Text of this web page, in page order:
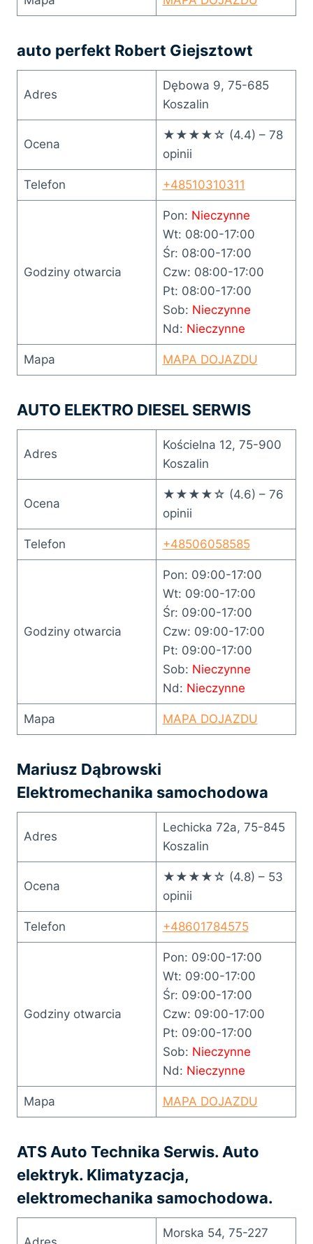
auto perfekt Robert Giejsztowt
Adres
Dębowa 9, 75-685
Koszalin
Ocena
★★★★☆ (4.4) – 78
opinii
Telefon +48510310311
Godziny otwarcia
Pon: Nieczynne
Wt: 08:00-17:00
Śr: 08:00-17:00
Czw: 08:00-17:00
Pt: 08:00-17:00
Sob: Nieczynne
Nd: Nieczynne
Mapa MAPA DOJAZDU
AUTO ELEKTRO DIESEL SERWIS
Adres
Kościelna 12, 75-900
Koszalin
Ocena
★★★★☆ (4.6) – 76
opinii
Telefon +48506058585
Godziny otwarcia
Pon: 09:00-17:00
Wt: 09:00-17:00
Śr: 09:00-17:00
Czw: 09:00-17:00
Pt: 09:00-17:00
Sob: Nieczynne
Nd: Nieczynne
Mapa MAPA DOJAZDU
Mariusz Dąbrowski
Elektromechanika samochodowa
Adres
Lechicka 72a, 75-845
Koszalin
Ocena
★★★★☆ (4.8) – 53
opinii
Telefon +48601784575
Godziny otwarcia
Pon: 09:00-17:00
Wt: 09:00-17:00
Śr: 09:00-17:00
Czw: 09:00-17:00
Pt: 09:00-17:00
Sob: Nieczynne
Nd: Nieczynne
Mapa MAPA DOJAZDU
ATS Auto Technika Serwis. Auto
elektryk. Klimatyzacja,
elektromechanika samochodowa.
Morska 54, 75-227